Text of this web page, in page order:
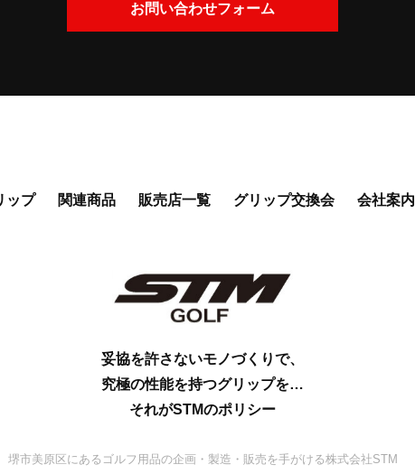
お問い合わせフォーム
ップ 関連商品 販売店一覧 グリップ交換会 会社案内
妥協を許さないモノづくりで、
究極の性能を持つグリップを…
それがSTMのポリシー
堺市美原区にあるゴルフ用品の企画・製造・販売を手がける株式会社STM